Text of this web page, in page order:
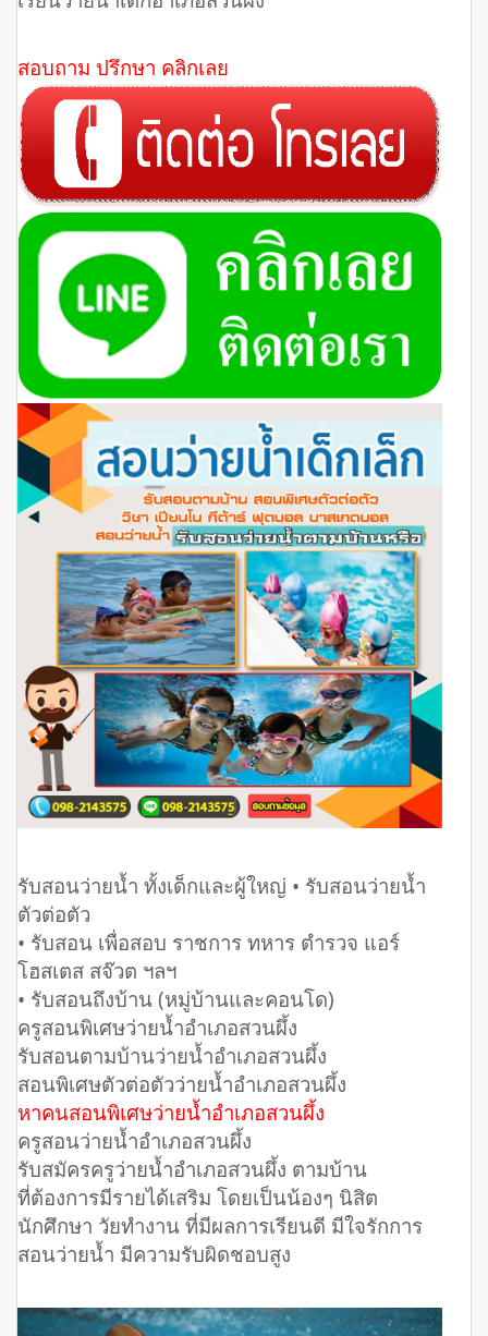
สอบถาม ปรึกษา คลิกเลย
รับสอนว่ายน้ำ ทั้งเด็กและผู้ใหญ่ • รับสอนว่ายน้ำ
ตัวต่อตัว
• รับสอน เพื่อสอบ ราชการ ทหาร ตำรวจ แอร์
โฮสเตส สจ๊วต ฯลฯ
• รับสอนถึงบ้าน (หมู่บ้านและคอนโด)
ครูสอนพิเศษว่ายน้ำอำเภอสวนผึ้ง
รับสอนตามบ้านว่ายน้ำอำเภอสวนผึ้ง
สอนพิเศษตัวต่อตัวว่ายน้ำอำเภอสวนผึ้ง
หาคนสอนพิเศษว่ายน้ำอำเภอสวนผึ้ง
ครูสอนว่ายน้ำอำเภอสวนผึ้ง
รับสมัครครูว่ายน้ำอำเภอสวนผึ้ง ตามบ้าน
ที่ต้องการมีรายได้เสริม โดยเป็นน้องๆ นิสิต
นักศึกษา วัยทำงาน ที่มีผลการเรียนดี มีใจรักการ
สอนว่ายน้ำ มีความรับผิดชอบสูง